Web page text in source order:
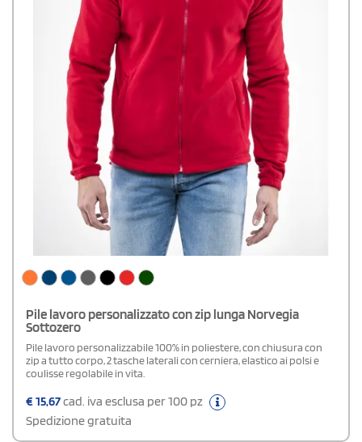
Pile lavoro personalizzato con zip lunga Norvegia
Sottozero
Pile lavoro personalizzabile 100% in poliestere, con chiusura con
zip a tutto corpo, 2 tasche laterali con cerniera, elastico ai polsi e
coulisse regolabile in vita.
€15,67cad. iva esclusa per 100 pz
Spedizione gratuita